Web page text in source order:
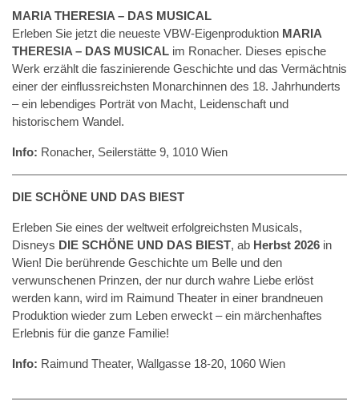
MARIA THERESIA – DAS MUSICAL
Erleben Sie jetzt die neueste VBW-Eigenproduktion MARIA
THERESIA – DAS MUSICAL im Ronacher. Dieses epische
Werk erzählt die faszinierende Geschichte und das Vermächtnis
einer der einflussreichsten Monarchinnen des 18. Jahrhunderts
– ein lebendiges Porträt von Macht, Leidenschaft und
historischem Wandel.
Info: Ronacher, Seilerstätte 9, 1010 Wien
DIE SCHÖNE UND DAS BIEST
Erleben Sie eines der weltweit erfolgreichsten Musicals,
Disneys DIE SCHÖNE UND DAS BIEST, ab Herbst 2026 in
Wien! Die berührende Geschichte um Belle und den
verwunschenen Prinzen, der nur durch wahre Liebe erlöst
werden kann, wird im Raimund Theater in einer brandneuen
Produktion wieder zum Leben erweckt – ein märchenhaftes
Erlebnis für die ganze Familie!
Info: Raimund Theater, Wallgasse 18-20, 1060 Wien